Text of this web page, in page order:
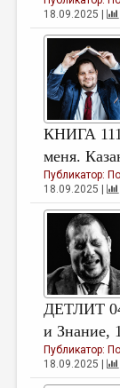
18.09.2025 |
КНИГА
меня.
Публикатор:
18.09.2025 |
ДЕТЛИТ
и Знание,
Публикатор:
18.09.2025 |